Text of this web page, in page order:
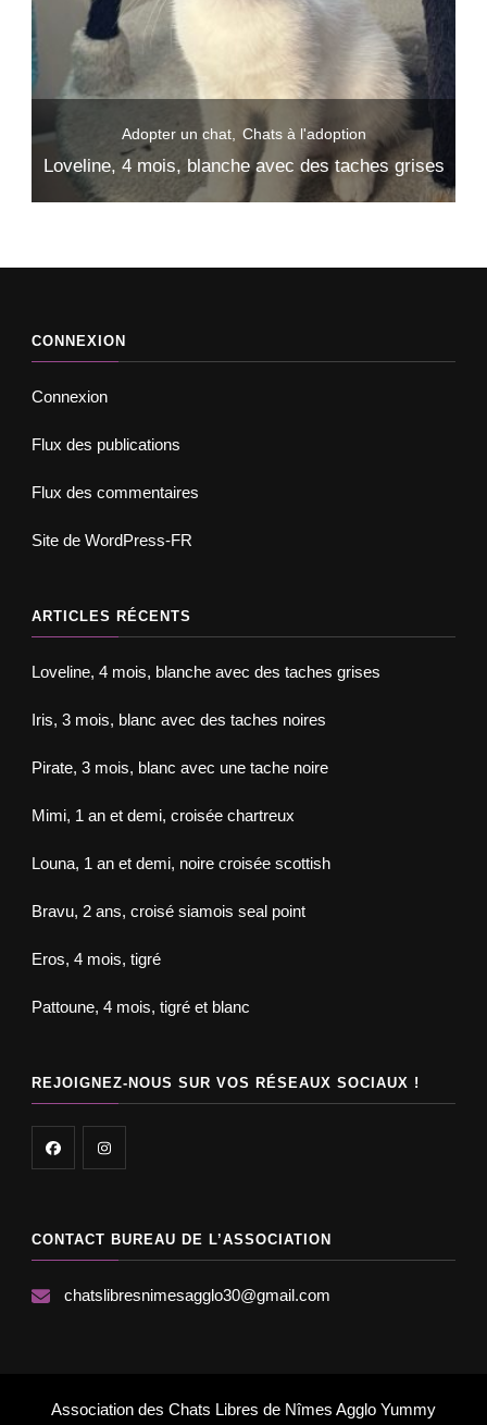
Adopter un chat Chats à l'adoption
Iris, 3 mois, blanc avec des taches noires
CONNEXION
Connexion
Flux des publications
Flux des commentaires
Site de WordPress-FR
ARTICLES RÉCENTS
Loveline, 4 mois, blanche avec des taches grises
Iris, 3 mois, blanc avec des taches noires
Pirate, 3 mois, blanc avec une tache noire
Mimi, 1 an et demi, croisée chartreux
Louna, 1 an et demi, noire croisée scottish
Bravu, 2 ans, croisé siamois seal point
Eros, 4 mois, tigré
Pattoune, 4 mois, tigré et blanc
REJOIGNEZ-NOUS SUR VOS RÉSEAUX SOCIAUX !
CONTACT BUREAU DE L’ASSOCIATION
chatslibresnimesagglo30@gmail.com
Association des Chats Libres de Nîmes Agglo Yummy